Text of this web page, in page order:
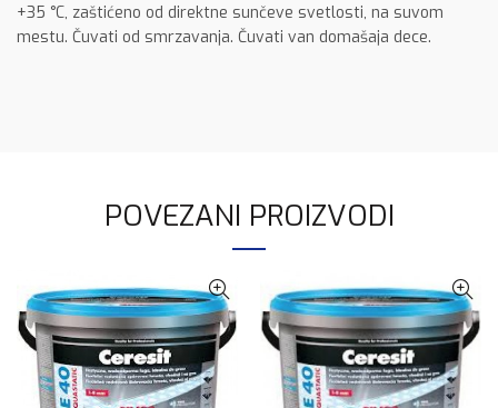
+35 °C, zaštićeno od direktne sunčeve svetlosti, na suvom
mestu. Čuvati od smrzavanja. Čuvati van domašaja dece.
POVEZANI PROIZVODI